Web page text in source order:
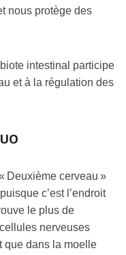
nous protège des
intestinal participe
et à la régulation des
Deuxième cerveau »
c’est l’endroit
le plus de
nerveuses
que dans la moelle